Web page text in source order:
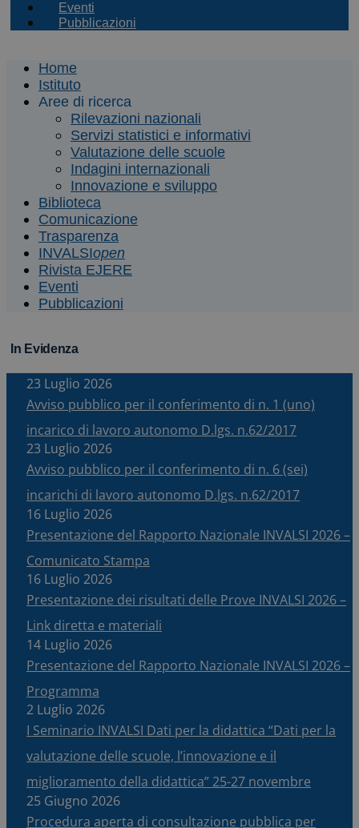
Eventi
Pubblicazioni
Home
Istituto
Aree di ricerca
Rilevazioni nazionali
Servizi statistici e informativi
Valutazione delle scuole
Indagini internazionali
Innovazione e sviluppo
Biblioteca
Comunicazione
Trasparenza
INVALSIopen
Rivista EJERE
Eventi
Pubblicazioni
In Evidenza
23 Luglio 2026
Avviso pubblico per il conferimento di n. 1 (uno)
incarico di lavoro autonomo D.lgs. n.62/2017
23 Luglio 2026
Avviso pubblico per il conferimento di n. 6 (sei)
incarichi di lavoro autonomo D.lgs. n.62/2017
16 Luglio 2026
Presentazione del Rapporto Nazionale INVALSI 2026 –
Comunicato Stampa
16 Luglio 2026
Presentazione dei risultati delle Prove INVALSI 2026 –
Link diretta e materiali
14 Luglio 2026
Presentazione del Rapporto Nazionale INVALSI 2026 –
Programma
2 Luglio 2026
I Seminario INVALSI Dati per la didattica “Dati per la
valutazione delle scuole, l’innovazione e il
miglioramento della didattica” 25-27 novembre
25 Giugno 2026
Procedura aperta di consultazione pubblica per